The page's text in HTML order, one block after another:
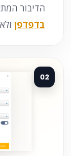
הדיבור
בדפדפן
02